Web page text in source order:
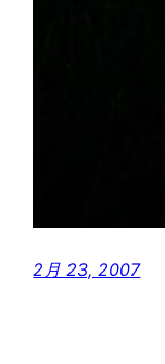
2月 23, 2007